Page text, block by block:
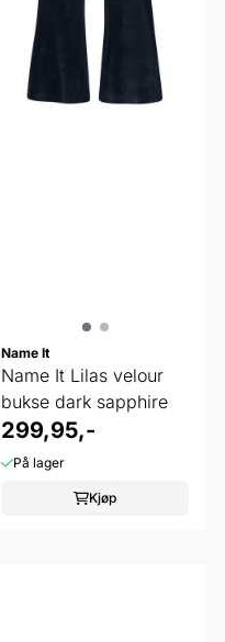
Name It
Name It Lilas velour
bukse dark sapphire
299,95,-
På lager
Kjøp